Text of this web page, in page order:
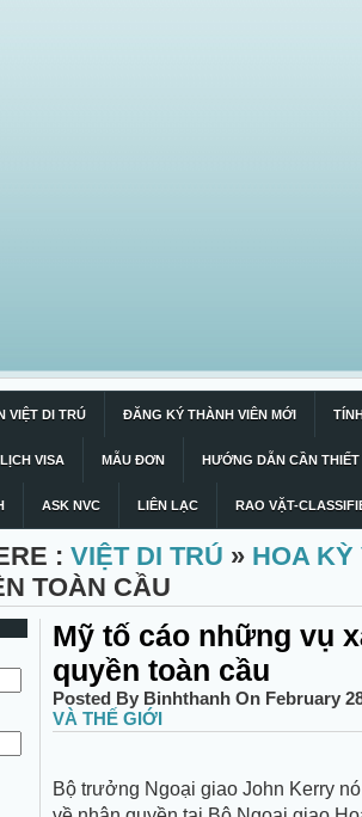
VIỆT DI TRÚ ĐĂNG KÝ THÀNH VIÊN MỚI
LỊCH VISA MẪU ĐƠN HƯỚNG DẪN CẦN THIẾT
ASK NVC LIÊN LẠC RAO VẶT-
: VIỆT DI TRÚ » HOA KỲ
TOÀN CẦU
Mỹ tố cáo những vụ
quyền toàn cầu
Posted By Binhthanh On February
VÀ THẾ GIỚI
Bộ trưởng Ngoại giao John Kerry